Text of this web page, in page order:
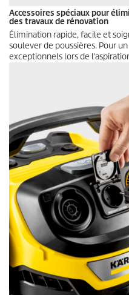
Accessoires spéciaux pour
des travaux de rénovation
Élimination rapide, facile et
soulever de poussières. Pour
exceptionnels lors de